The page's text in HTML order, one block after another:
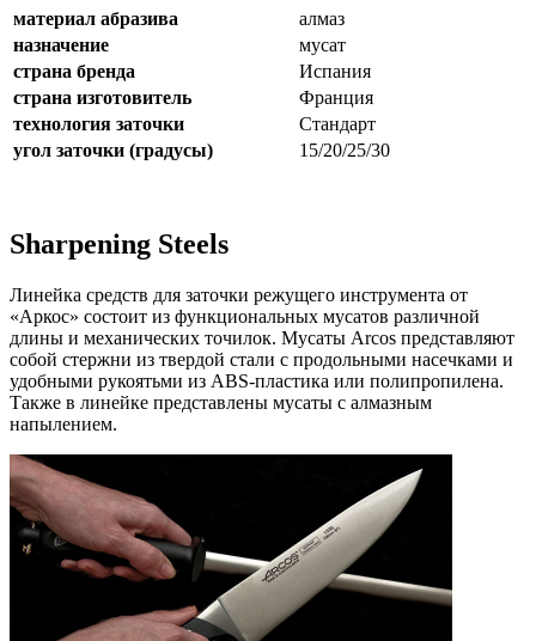
материал абразива
алмаз
назначение
мусат
страна бренда
Испания
страна изготовитель
Франция
технология заточки
Стандарт
угол заточки (градусы)
15/20/25/30
Sharpening Steels
Линейка средств для заточки режущего инструмента от
«Аркос» состоит из функциональных мусатов различной
длины и механических точилок. Мусаты Arcos представляют
собой стержни из твердой стали с продольными насечками и
удобными рукоятьми из ABS-пластика или полипропилена.
Также в линейке представлены мусаты с алмазным
напылением.